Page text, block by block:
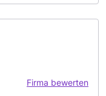
Firma bewerten